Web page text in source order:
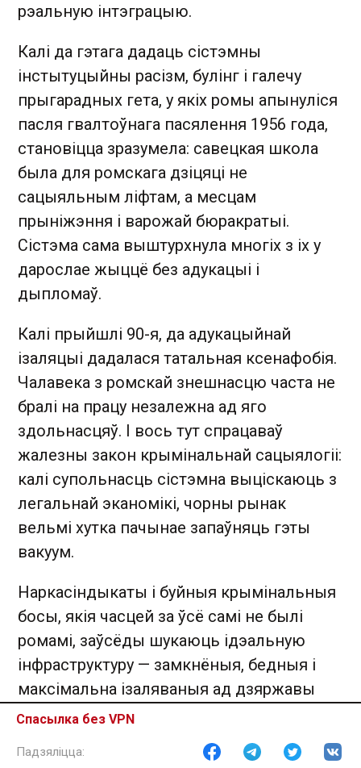
рэальную інтэграцыю.
Калі да гэтага дадаць сістэмны
інстытуцыйны расізм, булінг і галечу
прыгарадных гета, у якіх ромы апынуліся
пасля гвалтоўнага пасялення 1956 года,
становіцца зразумела: савецкая школа
была для ромскага дзіцяці не
сацыяльным ліфтам, а месцам
прыніжэння і варожай бюракратыі.
Сістэма сама выштурхнула многіх з іх у
дарослае жыццё без адукацыі і
дыпломаў.
Калі прыйшлі 90-я, да адукацыйнай
ізаляцыі дадалася татальная ксенафобія.
Чалавека з ромскай знешнасцю часта не
бралі на працу незалежна ад яго
здольнасцяў. І вось тут спрацаваў
жалезны закон крымінальнай сацыялогіі:
калі супольнасць сістэмна выціскаюць з
легальнай эканомікі, чорны рынак
вельмі хутка пачынае запаўняць гэты
вакуум.
Наркасіндыкаты і буйныя крымінальныя
босы, якія часцей за ўсё самі не былі
ромамі, заўсёды шукаюць ідэальную
інфраструктуру — замкнёныя, бедныя і
максімальна ізаляваныя ад дзяржавы
анклавы. Ромскія пасёлкі з іх унутранай
сталі для іх ідэальным чалавечым
Спасылка без VPN